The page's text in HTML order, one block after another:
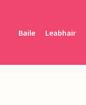
Baile Leabhair